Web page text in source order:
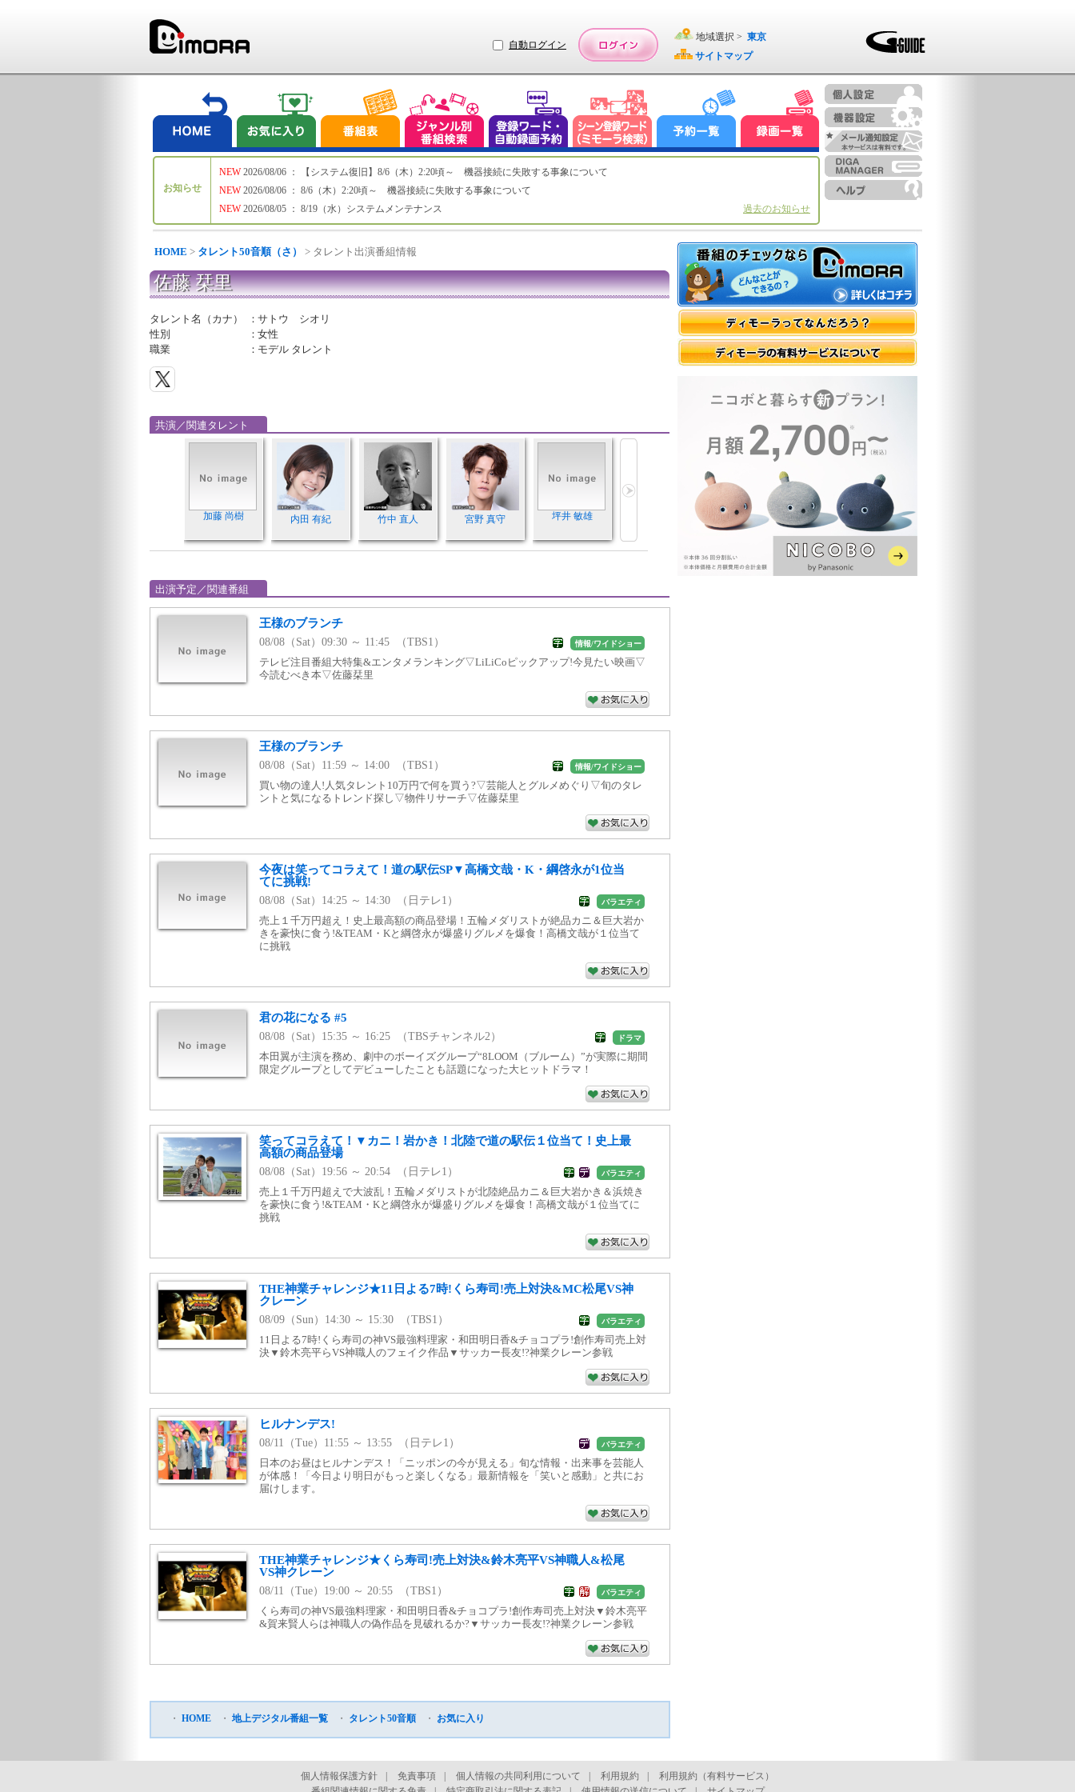
自動ログイン
地域選択 > 東京
サイトマップ
お知らせ
NEW
NEW
NEW
2026/08/06 ： 【システム復旧】8/6（木）2:20頃～ 機器接続に失敗する事象について
2026/08/06 ： 8/6（木）2:20頃～ 機器接続に失敗する事象について
2026/08/05 ： 8/19（水）システムメンテナンス
過去のお知らせ
HOME > タレント50音順（さ） > タレント出演番組情報
佐藤 栞里
タレント名（カナ） ：サトウ シオリ
性別
：女性
職業
： モデル タレント
共演／関連タレント
加藤 尚樹 内田 有紀 竹中 直人 宮野 真守 坪井 敏雄
出演予定／関連番組
王様のブランチ
08/08（Sat）09:30 ～ 11:45 （TBS1） 情報/ワイドショー
テレビ注目番組大特集&エンタメランキング▽LiLiCoピックアップ!今見たい映画▽
今読むべき本▽佐藤栞里
王様のブランチ
08/08（Sat）11:59 ～ 14:00 （TBS1） 情報/ワイドショー
買い物の達人!人気タレント10万円で何を買う?▽芸能人とグルメめぐり▽旬のタレ
ントと気になるトレンド探し▽物件リサーチ▽佐藤栞里
今夜は笑ってコラえて！道の駅伝SP▼高橋文哉・K・綱啓永が1位当
てに挑戦!
08/08（Sat）14:25 ～ 14:30 （日テレ1） バラエティ
売上１千万円超え！史上最高額の商品登場！五輪メダリストが絶品カニ＆巨大岩か
きを豪快に食う!&TEAM・Kと綱啓永が爆盛りグルメを爆食！高橋文哉が１位当て
に挑戦
君の花になる #5
08/08（Sat）15:35 ～ 16:25 （TBSチャンネル2） ドラマ
本田翼が主演を務め、劇中のボーイズグループ“8LOOM（ブルーム）”が実際に期間
限定グループとしてデビューしたことも話題になった大ヒットドラマ！
笑ってコラえて！▼カニ！岩かき！北陸で道の駅伝１位当て！史上最
高額の商品登場
08/08（Sat）19:56 ～ 20:54 （日テレ1） バラエティ
売上１千万円超えで大波乱！五輪メダリストが北陸絶品カニ＆巨大岩かき＆浜焼き
を豪快に食う!&TEAM・Kと綱啓永が爆盛りグルメを爆食！高橋文哉が１位当てに
挑戦
THE神業チャレンジ★11日よる7時!くら寿司!売上対決&MC松尾VS神
クレーン
08/09（Sun）14:30 ～ 15:30 （TBS1） バラエティ
11日よる7時!くら寿司の神VS最強料理家・和田明日香&チョコプラ!創作寿司売上対
決▼鈴木亮平らVS神職人のフェイク作品▼サッカー長友!?神業クレーン参戦
ヒルナンデス!
08/11（Tue）11:55 ～ 13:55 （日テレ1） バラエティ
日本のお昼はヒルナンデス！「ニッポンの今が見える」旬な情報・出来事を芸能人
が体感！「今日より明日がもっと楽しくなる」最新情報を「笑いと感動」と共にお
届けします。
THE神業チャレンジ★くら寿司!売上対決&鈴木亮平VS神職人&松尾
VS神クレーン
08/11（Tue）19:00 ～ 20:55 （TBS1） バラエティ
くら寿司の神VS最強料理家・和田明日香&チョコプラ!創作寿司売上対決▼鈴木亮平
&賀来賢人らは神職人の偽作品を見破れるか?▼サッカー長友!?神業クレーン参戦
・ HOME ・ 地上デジタル番組一覧 ・ タレント50音順 ・ お気に入り
個人情報保護方針 免責事項 個人情報の共同利用について 利用規約
利用規約（有料サービス）